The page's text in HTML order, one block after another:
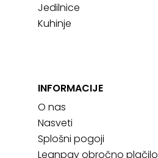
Jedilnice
Kuhinje
INFORMACIJE
O nas
Nasveti
Splošni pogoji
Leanpay obročno plačilo